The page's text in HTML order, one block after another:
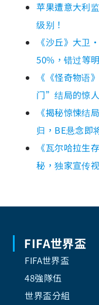
苹果遭意大利
级别！
《沙丘》大卫
50%，错过等
《《怪奇物语
门”结局的惊人
《揭秘惊悚结
归，BE悬念即
《瓦尔哈拉生
秘，独家宣传
FIFA世界盃
FIFA世界盃
48強隊伍
世界盃分組